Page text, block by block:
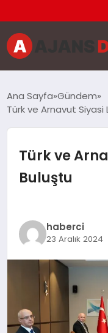
EKONOMI
GENEL
MAGAZIN
SAĞLIK
SIYASET
Ana Sayfa Gündem
Türk ve Arnavut Siyasi
Türk ve
Buluştu
haberci
23 Aralık 2024